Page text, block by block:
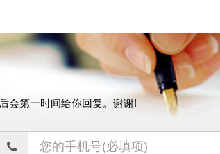
会第一时间给你回复。谢谢!